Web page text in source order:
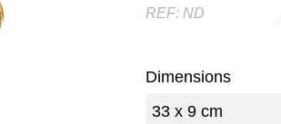
REF: ND
Dimensions